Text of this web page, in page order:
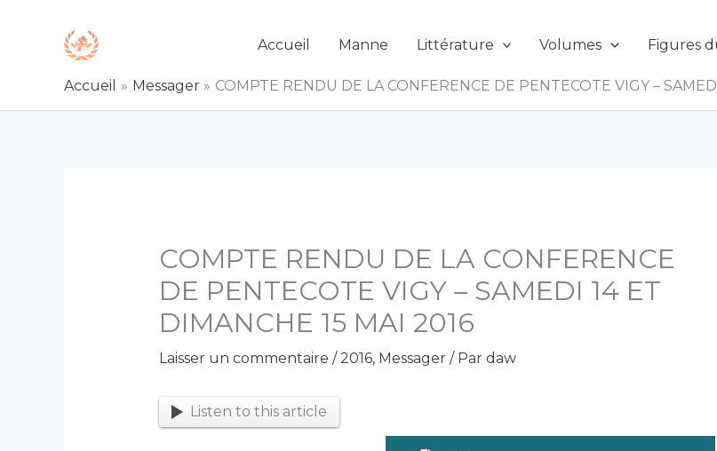
Accueil Manne Littérature Volumes Figures
Accueil Messager COMPTE RENDU DE LA CONFERENCE DE PENTECOTE VIGY –
COMPTE RENDU DE LA CONFERENCE
DE PENTECOTE VIGY – SAMEDI 14 ET
DIMANCHE 15 MAI 2016
Laisser un commentaire / 2016, Messager/ Par daw
Listen to this article